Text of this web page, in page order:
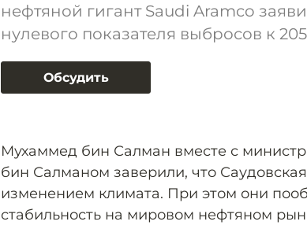
нефтяной гигант Saudi Aramco
нулевого показателя выбросов к
Обсудить
Мухаммед бин Салман вместе с
бин Салманом заверили, что
изменением климата. При этом они
стабильность на мировом нефтяном